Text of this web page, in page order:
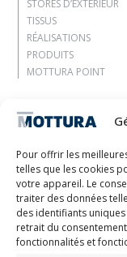
Pour offrir les
telles que les cookies
votre appareil. Le
traiter des données
des identifiants
retrait du
fonctionnalités et
STORES D’EXTÉRIEUR
TISSUS
RÉALISATIONS
PRODUITS
MOTTURA POINT
Entreprise
Laissez-vous inspirer
Contacts
Travaille avec nous
Zone réservée
Certifications
M2Net
Child Safety